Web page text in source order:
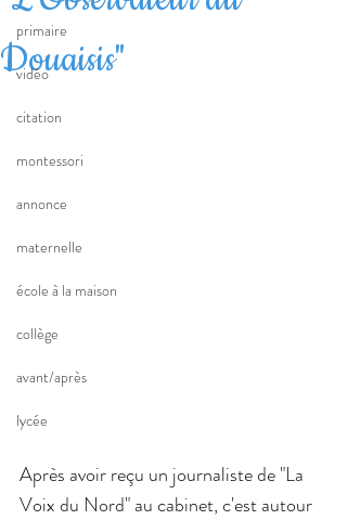
primaire
vidéo
citation
montessori
annonce
maternelle
école à la maison
collège
avant/après
lycée
Douaisis"
Après avoir reçu un journaliste de "La
Voix du Nord" au cabinet, c'est autour